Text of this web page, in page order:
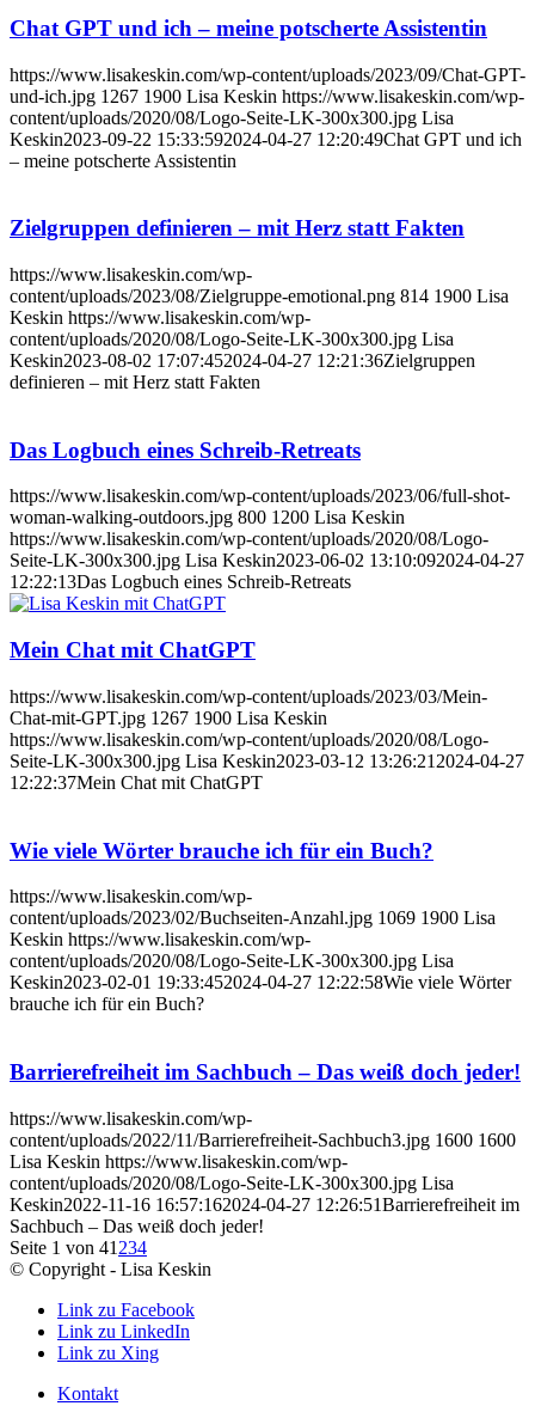
Chat GPT und ich – meine potscherte Assistentin
https://www.lisakeskin.com/wp-content/uploads/2023/09/Chat-GPT-
und-ich.jpg 1267 1900 Lisa Keskin https://www.lisakeskin.com/wp-
content/uploads/2020/08/Logo-Seite-LK-300x300.jpg Lisa
Keskin2023-09-22 15:33:592024-04-27 12:20:49Chat GPT und ich
– meine potscherte Assistentin
Zielgruppen definieren – mit Herz statt Fakten
https://www.lisakeskin.com/wp-
content/uploads/2023/08/Zielgruppe-emotional.png 814 1900 Lisa
Keskin https://www.lisakeskin.com/wp-
content/uploads/2020/08/Logo-Seite-LK-300x300.jpg Lisa
Keskin2023-08-02 17:07:452024-04-27 12:21:36Zielgruppen
definieren – mit Herz statt Fakten
Das Logbuch eines Schreib-Retreats
https://www.lisakeskin.com/wp-content/uploads/2023/06/full-shot-
woman-walking-outdoors.jpg 800 1200 Lisa Keskin
https://www.lisakeskin.com/wp-content/uploads/2020/08/Logo-
Seite-LK-300x300.jpg Lisa Keskin2023-06-02 13:10:092024-04-27
12:22:13Das Logbuch eines Schreib-Retreats
Mein Chat mit ChatGPT
https://www.lisakeskin.com/wp-content/uploads/2023/03/Mein-
Chat-mit-GPT.jpg 1267 1900 Lisa Keskin
https://www.lisakeskin.com/wp-content/uploads/2020/08/Logo-
Seite-LK-300x300.jpg Lisa Keskin2023-03-12 13:26:21 2024-04-27
12:22:37Mein Chat mit ChatGPT
Wie viele Wörter brauche ich für ein Buch?
https://www.lisakeskin.com/wp-
content/uploads/2023/02/Buchseiten-Anzahl.jpg 1069 1900 Lisa
Keskin https://www.lisakeskin.com/wp-
content/uploads/2020/08/Logo-Seite-LK-300x300.jpg Lisa
Keskin2023-02-01 19:33:452024-04-27 12:22:58Wie viele Wörter
brauche ich für ein Buch?
Barrierefreiheit im Sachbuch – Das weiß doch jeder!
https://www.lisakeskin.com/wp-
content/uploads/2022/11/Barrierefreiheit-Sachbuch3.jpg 1600 1600
Lisa Keskin https://www.lisakeskin.com/wp-
content/uploads/2020/08/Logo-Seite-LK-300x300.jpg Lisa
Keskin2022-11-16 16:57:162024-04-27 12:26:51Barrierefreiheit im
Sachbuch – Das weiß doch jeder!
Seite 1 von 41 234
© Copyright - Lisa Keskin
Link zu Facebook
Link zu LinkedIn
Link zu Xing
Kontakt